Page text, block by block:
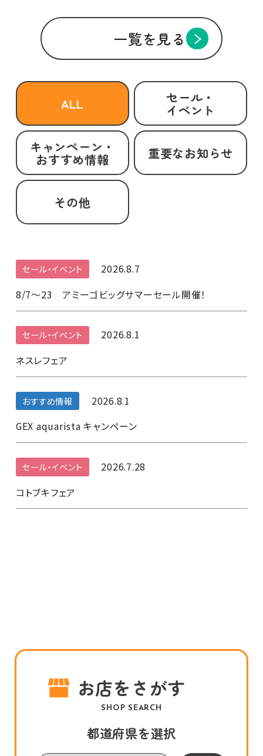
一覧を見る
ALL セール・
イベント
キャンペーン・
おすすめ情報 重要なお知らせ
その他
セール・イベント
2026.8.7
8/7～23 アミーゴビッグサマーセール開催！
セール・イベント
2026.8.1
ネスレフェア
おすすめ情報
2026.8.1
GEX aquarista キャンペーン
セール・イベント
2026.7.28
コトブキフェア
お店をさがす
SHOP SEARCH
都道府県を選択